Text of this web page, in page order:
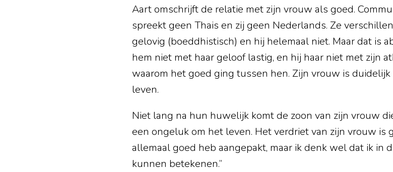
Aart omschrijft de relatie met zijn vrouw als goed.
spreekt geen Thais en zij geen Nederlands. Ze
gelovig (boeddhistisch) en hij helemaal niet. Maar dat is
hem niet met haar geloof lastig, en hij haar niet met zijn
waarom het goed ging tussen hen. Zijn vrouw is
leven.
Niet lang na hun huwelijk komt de zoon van zijn vrouw
een ongeluk om het leven. Het verdriet van zijn vrouw is
allemaal goed heb aangepakt, maar ik denk wel dat ik in
kunnen betekenen.”